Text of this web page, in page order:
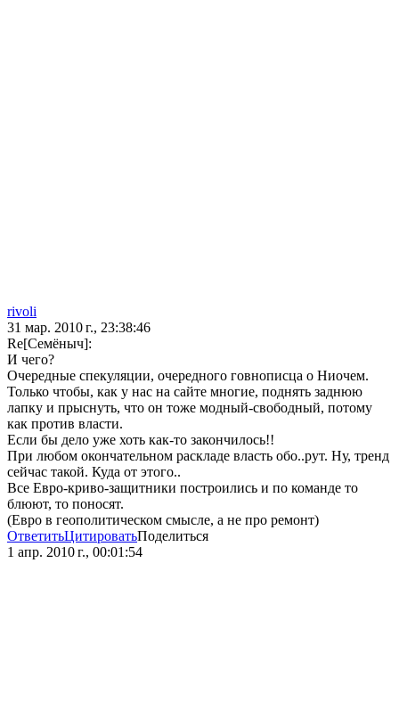
rivoli
31 мар. 2010 г., 23:38:46
Re[Семёныч]:
И чего?
Очередные спекуляции, очередного говнописца о Ниочем.
Только чтобы, как у нас на сайте многие, поднять заднюю
лапку и прыснуть, что он тоже модный-свободный, потому
как против власти.
Если бы дело уже хоть как-то закончилось!!
При любом окончательном раскладе власть обо..рут. Ну, тренд
сейчас такой. Куда от этого..
Все Евро-криво-защитники построились и по команде то
блюют, то поносят.
(Евро в геополитическом смысле, а не про ремонт)
ОтветитьЦитироватьПоделиться
1 апр. 2010 г., 00:01:54